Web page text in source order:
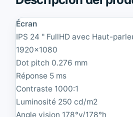
c
2
3
P
1
6
'
'
I
P
S
1
6
:
9
|
F
a
Écran
IPS 24 '' FullHD avec Haut-
1920x1080
Dot pitch 0.276 mm
Réponse 5 ms
Contraste 1000:1
Luminosité 250 cd/m2
Angle vision 178°v/178°h